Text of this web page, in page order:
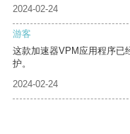
2024-02-24
游客
这款加速器VPM应用程序已
护。
2024-02-24